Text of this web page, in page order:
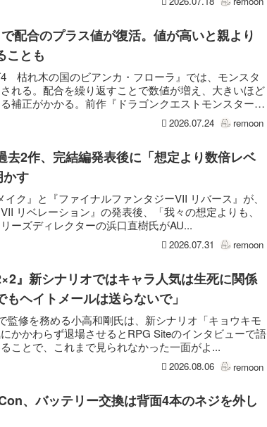
配合のプラス値が復活。値が高いと親より
ことも
4 枯れ木の国のビアンカ・フローラ』では、モンスタ
れる。配合を繰り返すことで数値が増え、大きいほど
補正がかかる。前作『ドラゴンクエストモンスター
2026.07.24 remoon
去2作、完結編発表後に「想定より数倍レベ
す
イク』と『ファイナルファンタジーVII リバース』が、
リベレーション』の発表後、「我々の想定よりも、
ーズディレクターの浜口直樹氏がAU...
2026.07.31 remoon
』新シナリオではキャラ人気は生死に関係
ヘイトメールは送らないで」
監修を務める小高和剛氏は、新シナリオ「キョウキモ
かかわらず退場させるとRPG Siteのインタビューで語
ことで、これまで見られなかった一面がよ...
2026.08.06 remoon
、バッテリー交換は背面4本のネジを外し